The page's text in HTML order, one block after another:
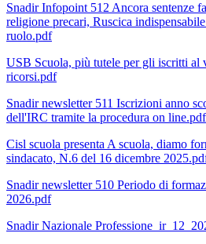
Snadir Infopoint 512 Ancora sentenze
religione precari, Ruscica
ruolo.pdf
USB Scuola, più tutele per gli iscritti al
ricorsi.pdf
Snadir newsletter 511 Iscrizioni anno
dell'IRC tramite la procedura on line.pdf
Cisl scuola presenta A scuola, diamo
sindacato, N.6 del 16 dicembre
Snadir newsletter 510 Periodo di
2026.pdf
Snadir Nazionale